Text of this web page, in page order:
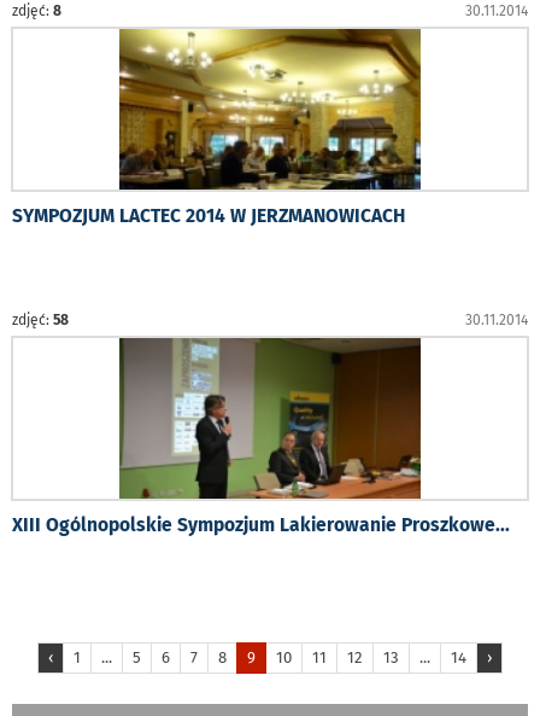
zdjęć: 8 30.11.2014
SYMPOZJUM LACTEC 2014 W JERZMANOWICACH
zdjęć: 58 30.11.2014
XIII Ogólnopolskie Sympozjum Lakierowanie Proszkowe...
‹ 1 ... 5 6 7 8 9 10 11 12 13 ... 14 ›